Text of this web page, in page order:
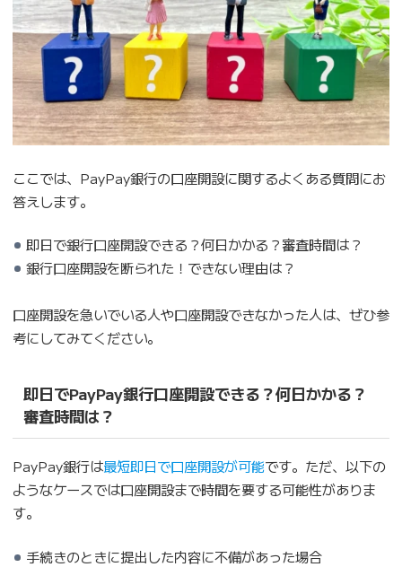
ここでは、PayPay銀行の口座開設に関するよくある質問にお
答えします。
即日で銀行口座開設できる？何日かかる？審査時間は？
銀行口座開設を断られた！できない理由は？
口座開設を急いでいる人や口座開設できなかった人は、ぜひ参
考にしてみてください。
即日でPayPay銀行口座開設できる？何日かかる？
審査時間は？
PayPay銀行は最短即日で口座開設が可能です。ただ、以下の
ようなケースでは口座開設まで時間を要する可能性がありま
す。
手続きのときに提出した内容に不備があった場合